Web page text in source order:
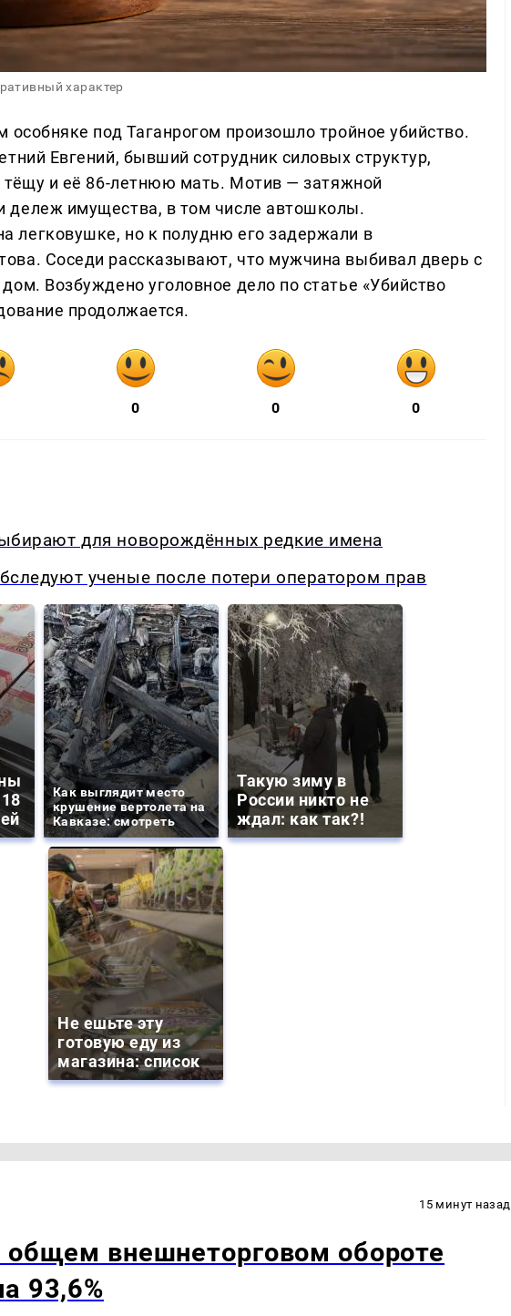
характер
особняке под Таганрогом произошло тройное убийство.
Евгений, бывший сотрудник силовых структур,
тёщу и её 86-летнюю мать. Мотив — затяжной
дележ имущества, в том числе автошколы.
легковушке, но к полудню его задержали в
Соседи рассказывают, что мужчина выбивал дверь с
Возбуждено уголовное дело по статье «Убийство
продолжается.
0 0 0
для новорождённых редкие имена
ученые после потери оператором прав
Как выглядит место
крушение вертолета на
Кавказе: смотреть
Такую зиму в
России никто не
ждал: как так?!
Не ешьте эту
готовую еду из
магазина: список
15 минут назад
общем внешнеторговом обороте
93,6%